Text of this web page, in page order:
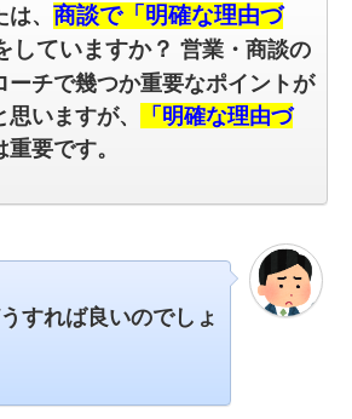
、 商談で「明確な理由づ
していますか？ 営業・商談の
ーチで幾つか重要なポイントが
思いますが、
「明確な理由づ
重要です。
すれば良いのでしょ